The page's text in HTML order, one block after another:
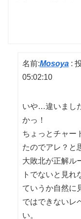
名前:Mosoya:
05:02:10
いや…違いまし
かっ！
ちょっとチャー
たのでアレ？と
大敗北が正解ル
トでないと見
ていうか自然に
ではできないレ
い。